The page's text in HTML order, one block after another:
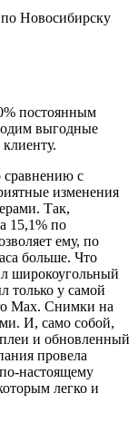
по Новосибирску
постоянным
выгодные
сравнению с
изменения
Так,
15,1% по
ему, по
больше. Что
широкоугольный
только у самой
Max. Снимки на
И, само собой,
и обновленный
провела
настоящему
легко и